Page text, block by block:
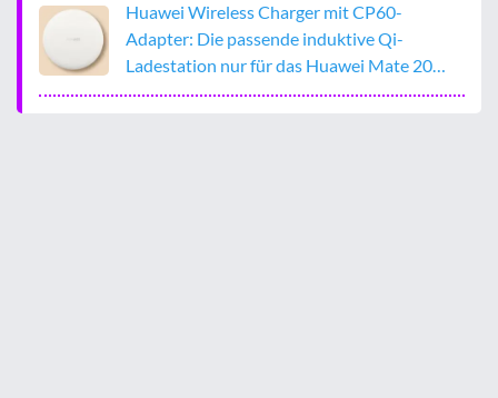
Huawei Wireless Charger mit CP60-
Adapter: Die passende induktive Qi-
Ladestation nur für das Huawei Mate 20
Pro?